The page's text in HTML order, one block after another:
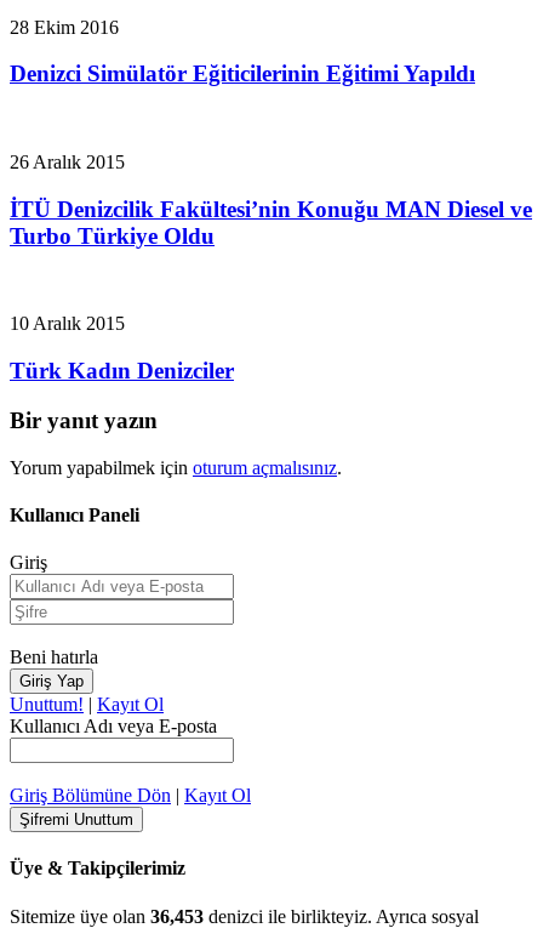
28 Ekim 2016
Denizci Simülatör Eğiticilerinin Eğitimi Yapıldı
26 Aralık 2015
İTÜ Denizcilik Fakültesi’nin Konuğu MAN Diesel ve
Turbo Türkiye Oldu
10 Aralık 2015
Türk Kadın Denizciler
Bir yanıt yazın
Yorum yapabilmek için oturum açmalısınız.
Kullanıcı Paneli
Giriş
Beni hatırla
Unuttum! | Kayıt Ol
Kullanıcı Adı veya E-posta
Giriş Bölümüne Dön | Kayıt Ol
Üye & Takipçilerimiz
Sitemize üye olan 36,453 denizci ile birlikteyiz. Ayrıca sosyal